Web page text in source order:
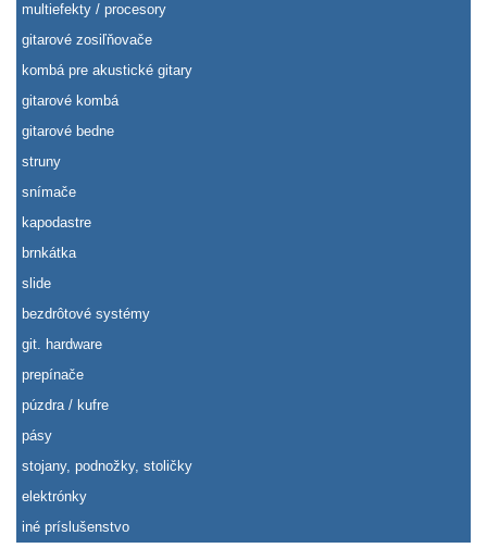
multiefekty / procesory
gitarové zosiľňovače
kombá pre akustické gitary
gitarové kombá
gitarové bedne
struny
snímače
kapodastre
brnkátka
slide
bezdrôtové systémy
git. hardware
prepínače
púzdra / kufre
pásy
stojany, podnožky, stoličky
elektrónky
iné príslušenstvo